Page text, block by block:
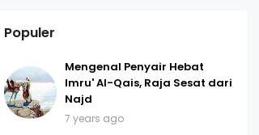
Populer
Mengenal Penyair Hebat
Imru' Al-Qais, Raja Sesat dari
Najd
7 years ago